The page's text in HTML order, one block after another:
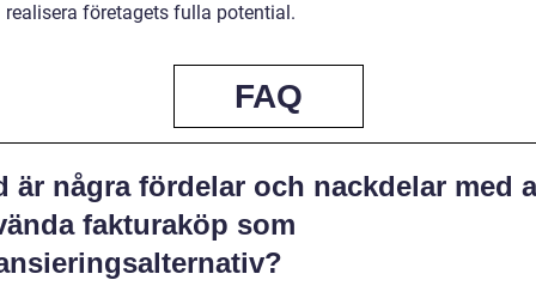
realisera företagets fulla potential.
FAQ
är några fördelar och nackdelar med
fakturaköp som